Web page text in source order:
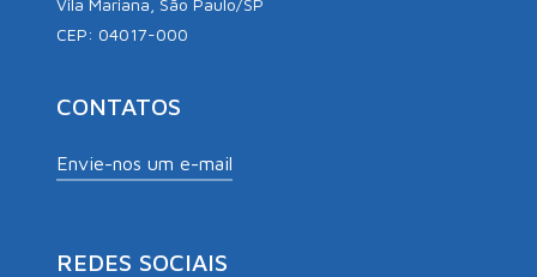
CEP: 04017-000
CONTATOS
Envie-nos um e-mail
REDES SOCIAIS